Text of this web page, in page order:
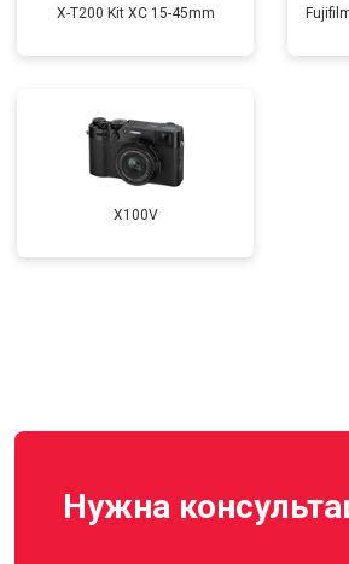
X-T200 Kit XC 15-45mm
X100V
Нужна